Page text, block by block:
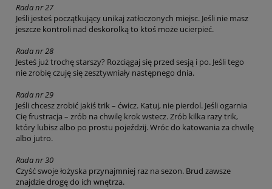
Rada nr 27
Jeśli jesteś początkujący unikaj zatłoczonych miejsc. Jeśli nie masz
jeszcze kontroli nad deskorolką to ktoś może ucierpieć.
Rada nr 28
Jesteś już trochę starszy? Rozciągaj się przed sesją i po. Jeśli tego
nie zrobię czuję się zesztywniały następnego dnia.
Rada nr 29
Jeśli chcesz zrobić jakiś trik – ćwicz. Katuj, nie pierdol. Jeśli ogarnia
Cię frustracja – zrób na chwilę krok wstecz. Zrób kilka razy trik,
który lubisz albo po prostu pojeździj. Wróc do katowania za chwilę
albo jutro.
Rada nr 30
Czyść swoje łożyska przynajmniej raz na sezon. Brud zawsze
znajdzie drogę do ich wnętrza.